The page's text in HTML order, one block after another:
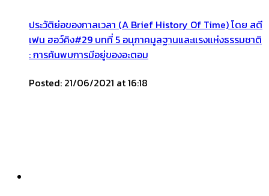
ประวัติย่อของกาลเวลา (A Brief History Of Time) โดย สตี
เฟน ฮอว์คิง#29 บทที่ 5 อนุภาคมูลฐานและแรงแห่งธรรมชาติ
: การค้นพบการมีอยู่ของอะตอม
Posted: 21/06/2021 at 16:18